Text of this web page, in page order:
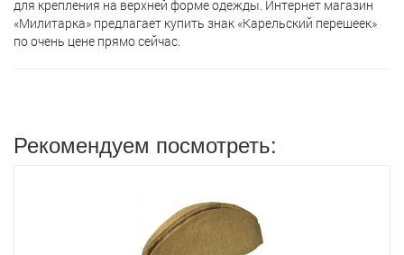
для крепления на верхней форме одежды. Интернет магазин
«Милитарка» предлагает кyпить знак «Карельский перешеек»
по очень цене прямо сейчас.
Рекомендуем посмотреть: